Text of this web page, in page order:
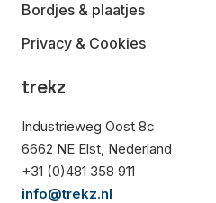
Bordjes & plaatjes
Privacy & Cookies
trekz
Industrieweg Oost 8c
6662 NE Elst, Nederland
+31 (0)481 358 911
info@trekz.nl